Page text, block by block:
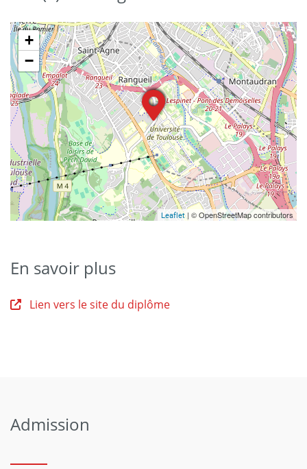
+
−
Leaflet| © OpenStreetMap contributors
En savoir plus
Lien vers le site du diplôme
Admission